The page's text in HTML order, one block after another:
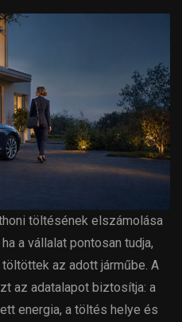
töltésének elszámolása
a vállalat pontosan tudja,
az adott járműbe. A
az adatalapot biztosítja: a
energia, a töltés helye és